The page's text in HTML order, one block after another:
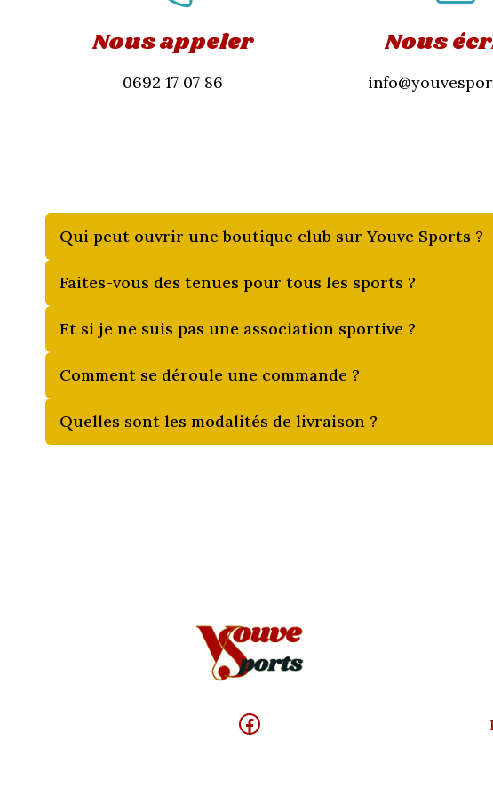
Nous appeler
0692 17 07 86
Nous
Qui peut ouvrir une boutique club sur Youve Sports ?
Faites-vous des tenues pour tous les sports ?
Et si je ne suis pas une association sportive ?
Comment se déroule une commande ?
Quelles sont les modalités de livraison ?
Facebook